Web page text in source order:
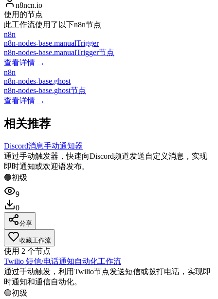
n8ncn.io
使用的节点
此工作流使用了以下n8n节点
n8n
n8n-nodes-base.manualTrigger
n8n-nodes-base.manualTrigger节点
查看详情 →
n8n
n8n-nodes-base.ghost
n8n-nodes-base.ghost节点
查看详情 →
相关推荐
Discord消息手动通知器
通过手动触发器，快速向Discord频道发送自定义消息，实现
即时通知或欢迎语发布。
🟢初级
9
0
分享
收藏工作流
使用 2 个节点
Twilio 短信/电话通知自动化工作流
通过手动触发，利用Twilio节点发送短信或拨打电话，实现即
时通知和通信自动化。
🟢初级